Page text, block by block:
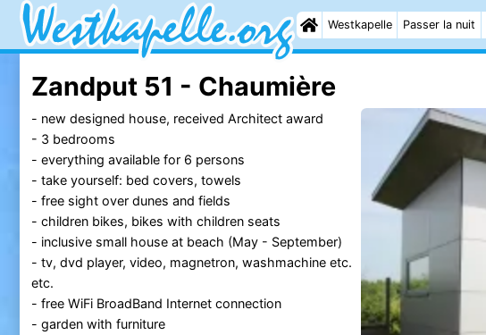
Westkapelle Passer la nuit
Zandput 51 - Chaumière
- new designed house, received Architect award
- 3 bedrooms
- everything available for 6 persons
- take yourself: bed covers, towels
- free sight over dunes and fields
- children bikes, bikes with children seats
- inclusive small house at beach (May - September)
- tv, dvd player, video, magnetron, washmachine etc.
etc.
- free WiFi BroadBand Internet connection
- garden with furniture